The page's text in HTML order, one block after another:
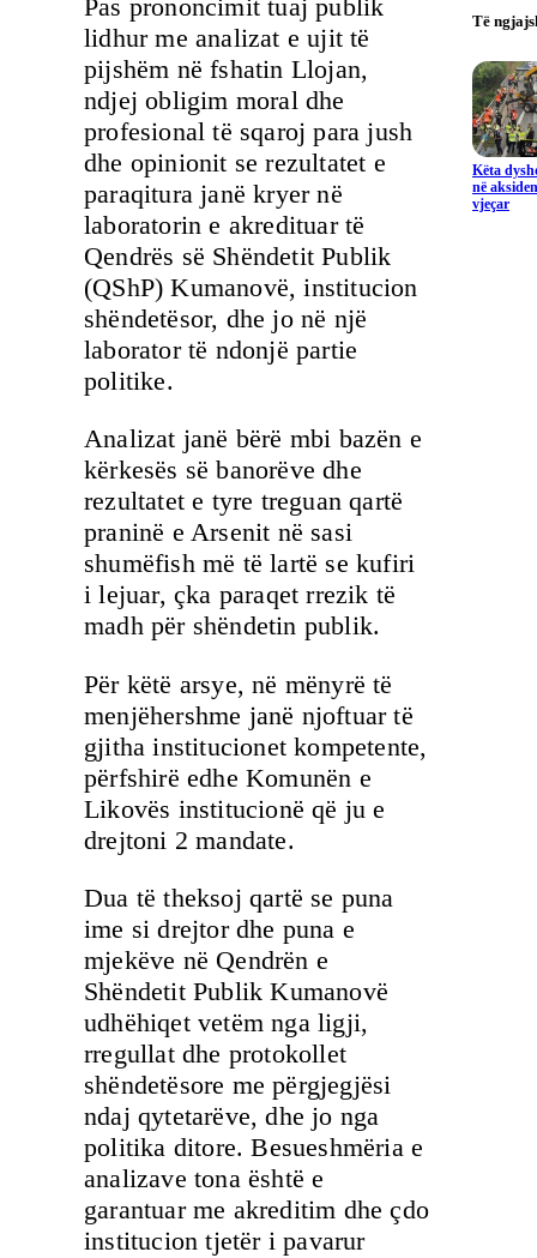
Pas prononcimit tuaj publik
lidhur me analizat e ujit të
pijshëm në fshatin Llojan,
ndjej obligim moral dhe
profesional të sqaroj para jush
dhe opinionit se rezultatet e
paraqitura janë kryer në
laboratorin e akredituar të
Qendrës së Shëndetit Publik
(QShP) Kumanovë, institucion
shëndetësor, dhe jo në një
laborator të ndonjë partie
politike.
Analizat janë bërë mbi bazën e
kërkesës së banorëve dhe
rezultatet e tyre treguan qartë
praninë e Arsenit në sasi
shumëfish më të lartë se kufiri
i lejuar, çka paraqet rrezik të
madh për shëndetin publik.
Për këtë arsye, në mënyrë të
menjëhershme janë njoftuar të
gjitha institucionet kompetente,
përfshirë edhe Komunën e
Likovës institucionë që ju e
drejtoni 2 mandate.
Dua të theksoj qartë se puna
ime si drejtor dhe puna e
mjekëve në Qendrën e
Shëndetit Publik Kumanovë
udhëhiqet vetëm nga ligji,
rregullat dhe protokollet
shëndetësore me përgjegjësi
ndaj qytetarëve, dhe jo nga
politika ditore. Besueshmëria e
analizave tona është e
garantuar me akreditim dhe çdo
institucion tjetër i pavarur
Të
Këta
në
vjeçar